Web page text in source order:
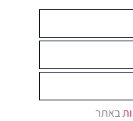
באתר